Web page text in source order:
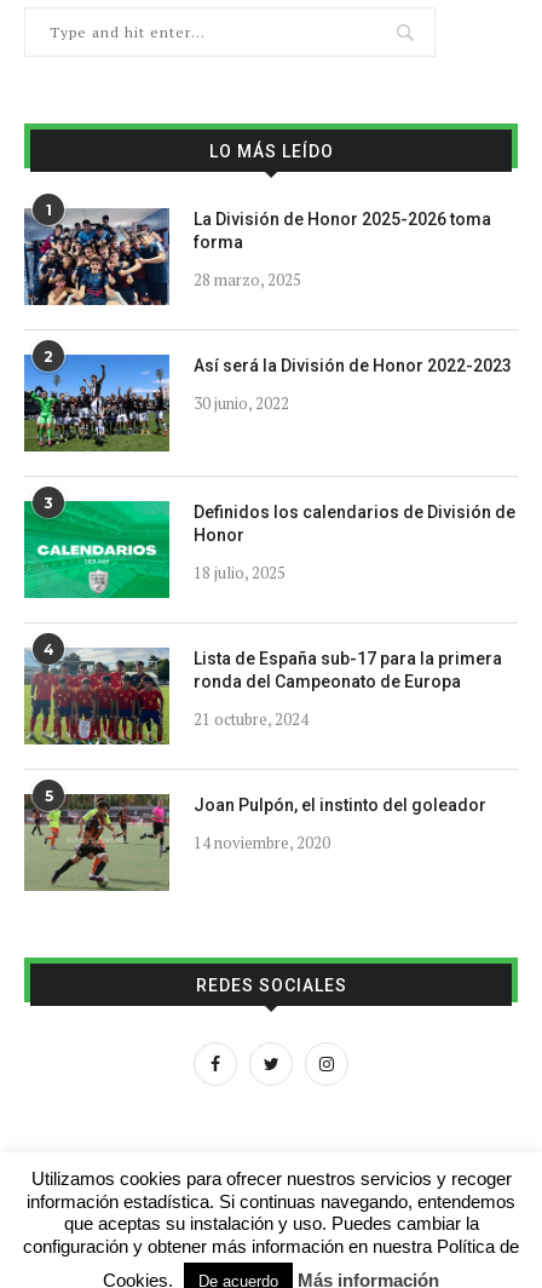
LO MÁS LEÍDO
1
La División de Honor 2025-2026 toma
forma
28 marzo, 2025
2 Así será la División de Honor 2022-2023
30 junio, 2022
3
Definidos los calendarios de División de
Honor
18 julio, 2025
4
Lista de España sub-17 para la primera
ronda del Campeonato de Europa
21 octubre, 2024
5 Joan Pulpón, el instinto del goleador
14 noviembre, 2020
REDES SOCIALES
Aviso legal Contacto Colabora con nosotros
© 2016 - futboljuvenil.es
Utilizamos cookies para ofrecer nuestros servicios y recoger
información estadística. Si continuas navegando, entendemos
que aceptas su instalación y uso. Puedes cambiar la
configuración y obtener más información en nuestra Política de
Cookies.
De acuerdo Más información